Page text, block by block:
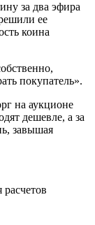
за два эфира
ее
коина
покупатель».
на аукционе
дешевле, а за
завышая